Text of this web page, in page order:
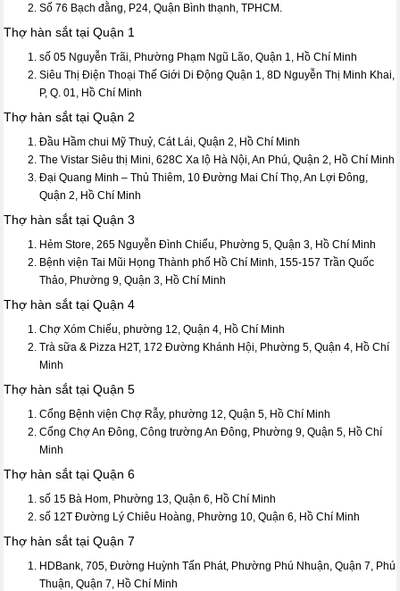
Số 76 Bạch đằng, P24, Quận Bình thạnh, TPHCM.
Thợ hàn sắt tại Quận 1
số 05 Nguyễn Trãi, Phường Phạm Ngũ Lão, Quận 1, Hồ Chí Minh
Siêu Thị Điện Thoại Thế Giới Di Động Quận 1, 8D Nguyễn Thị Minh Khai,
P, Q. 01, Hồ Chí Minh
Thợ hàn sắt tại Quận 2
Đầu Hầm chui Mỹ Thuỷ, Cát Lái, Quận 2, Hồ Chí Minh
The Vistar Siêu thị Mini, 628C Xa lộ Hà Nội, An Phú, Quận 2, Hồ Chí Minh
Đại Quang Minh – Thủ Thiêm, 10 Đường Mai Chí Thọ, An Lợi Đông,
Quận 2, Hồ Chí Minh
Thợ hàn sắt tại Quận 3
Hẻm Store, 265 Nguyễn Đình Chiểu, Phường 5, Quận 3, Hồ Chí Minh
Bệnh viện Tai Mũi Họng Thành phố Hồ Chí Minh, 155-157 Trần Quốc
Thảo, Phường 9, Quận 3, Hồ Chí Minh
Thợ hàn sắt tại Quận 4
Chợ Xóm Chiếu, phường 12, Quận 4, Hồ Chí Minh
Trà sữa & Pizza H2T, 172 Đường Khánh Hội, Phường 5, Quận 4, Hồ Chí
Minh
Thợ hàn sắt tại Quận 5
Cổng Bệnh viện Chợ Rẫy, phường 12, Quận 5, Hồ Chí Minh
Cổng Chợ An Đông, Công trường An Đông, Phường 9, Quận 5, Hồ Chí
Minh
Thợ hàn sắt tại Quận 6
số 15 Bà Hom, Phường 13, Quận 6, Hồ Chí Minh
số 12T Đường Lý Chiêu Hoàng, Phường 10, Quận 6, Hồ Chí Minh
Thợ hàn sắt tại Quận 7
HDBank, 705, Đường Huỳnh Tấn Phát, Phường Phú Nhuận, Quận 7, Phú
Thuận, Quận 7, Hồ Chí Minh